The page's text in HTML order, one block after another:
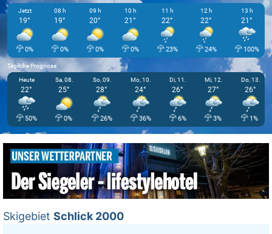
Jetzt
19°
0%
08 h
19°
0%
09 h
20°
0%
10 h
21°
0%
11 h
22°
23%
12 h
22°
24%
13 h
21°
100%
Tägliche Prognose
Heute
22°
50%
Sa, 08.
25°
0%
So, 09.
28°
26%
Mo, 10.
24°
36%
Di, 11.
26°
6%
Mi, 12.
27°
3%
Do, 13.
26°
1%
Skigebiet Schlick 2000